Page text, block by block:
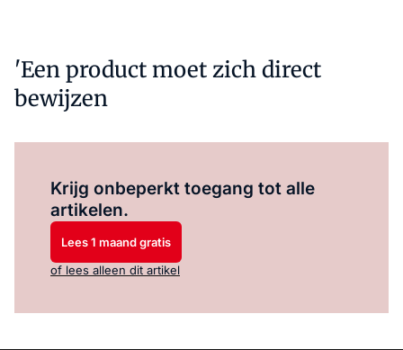
'Een product moet zich direct
bewijzen
Krijg onbeperkt toegang tot alle
artikelen.
Lees 1 maand gratis
of lees alleen dit artikel